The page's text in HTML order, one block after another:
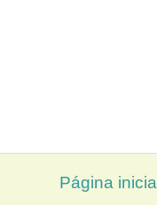
Página inicial